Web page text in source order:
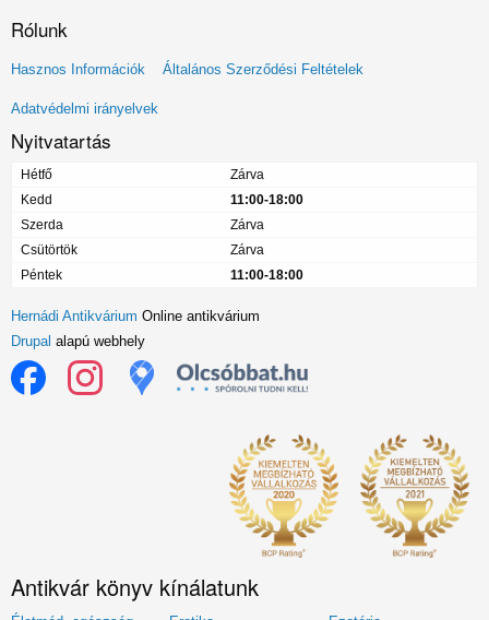
Rólunk
Lábléc
menü
Hasznos Információk Általános Szerződési Feltételek
Adatvédelmi irányelvek
Nyitvatartás
Hétfő
Zárva
Kedd
11:00-18:00
Szerda
Zárva
Csütörtök
Zárva
Péntek
11:00-18:00
Hernádi Antikvárium Online antikvárium
Drupal alapú webhely
Antikvár könyv kínálatunk